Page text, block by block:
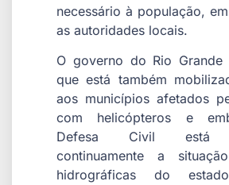
necessário à população,
as autoridades locais.
O governo do Rio
que está também
aos municípios afetados
com helicópteros e
Defesa Civil está
continuamente a
hidrográficas do